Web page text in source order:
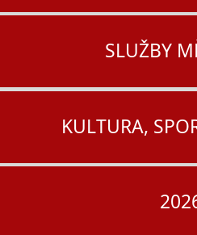
SLUŽBY
KULTURA,